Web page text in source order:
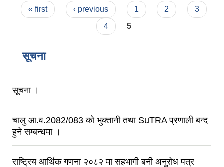
Pages
« first ‹ previous 1 2
3
4
5
सूचना
सूचना ।
चालु आ.व.2082/083 को भुक्तानी तथा SuTRA प्रणाली बन्द
हुने सम्बन्धमा ।
राष्ट्रिय आर्थिक गणना २०८२ मा सहभागी बनी अनुराेध पत्र